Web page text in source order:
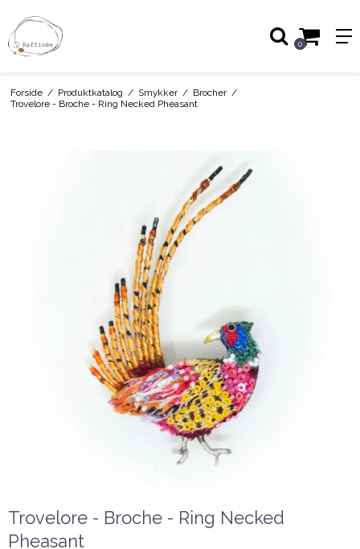
0
Forside / Produktkatalog / Smykker / Brocher /
Trovelore - Broche - Ring Necked Pheasant
Trovelore - Broche - Ring Necked
Pheasant